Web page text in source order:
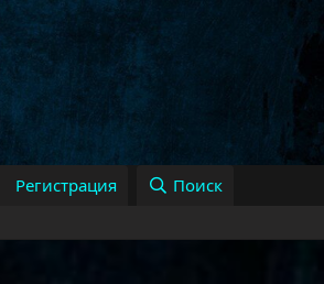
Регистрация Поиск